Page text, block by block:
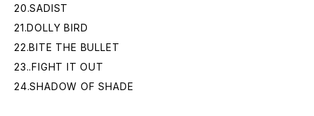
20.SADIST
21.DOLLY BIRD
22.BITE THE BULLET
23..FIGHT IT OUT
24.SHADOW OF SHADE